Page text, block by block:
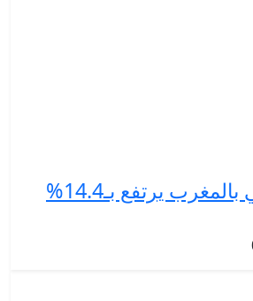
الرواج المينائي بالمغرب يرتفع بـ14.4%